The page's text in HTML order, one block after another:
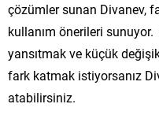
çözümler sunan Divanev,
kullanım önerileri sunuyor.
yansıtmak ve küçük
fark katmak istiyorsanız
atabilirsiniz.